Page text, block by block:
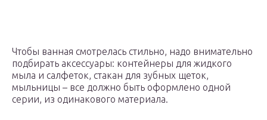
Чтобы ванная смотрелась стильно, надо внимательно
подбирать аксессуары: контейнеры для жидкого
мыла и салфеток, стакан для зубных щеток,
мыльницы – все должно быть оформлено одной
серии, из одинакового материала.